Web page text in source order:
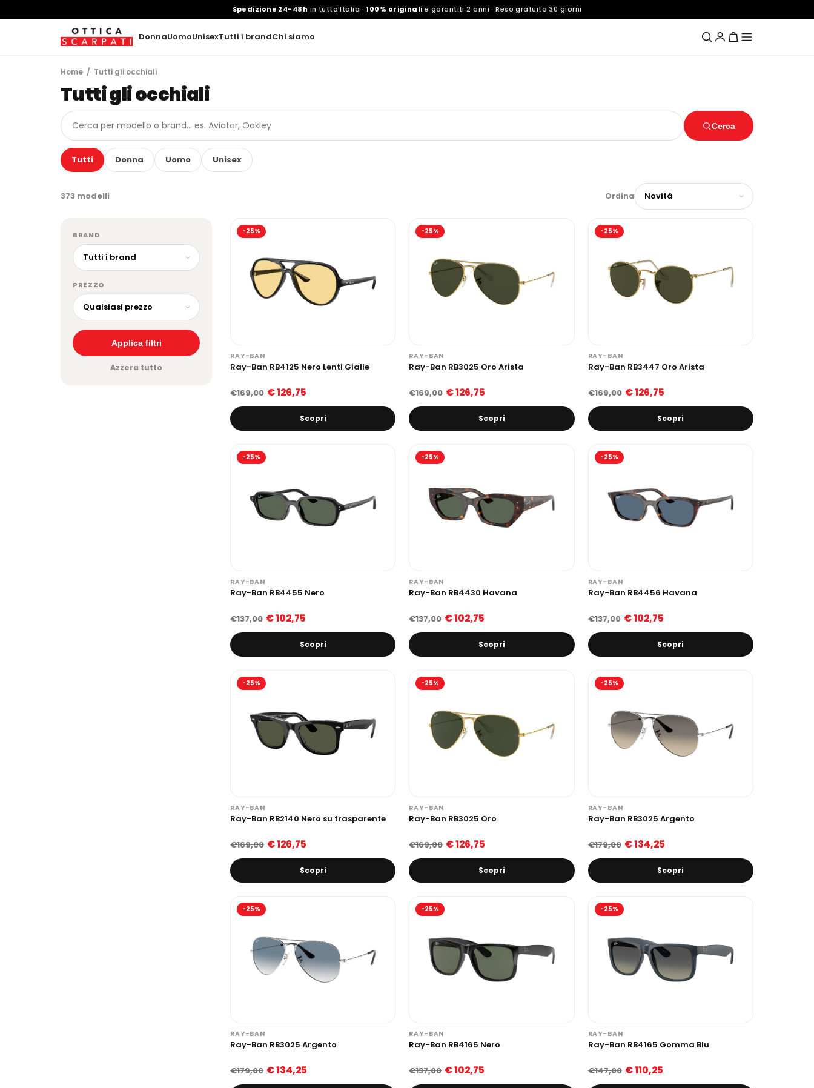
Spedizione 24-48h in tutta Italia ·100% originali e garantiti 2 anni · Reso gratuito 30 giorni
DonnaUomoUnisexTutti i brandChi siamo
Home / Tutti gli occhiali
Tutti gli occhiali
Cerca
Tutti Donna Uomo Unisex
373 modelli Ordina
BRAND
PREZZO
Applica filtri
Azzera tutto
-25%
RAY-BAN
Ray-Ban RB4125 Nero Lenti Gialle
€169,00 € 126,75
Scopri
-25%
RAY-BAN
Ray-Ban RB3025 Oro Arista
€169,00 € 126,75
Scopri
-25%
RAY-BAN
Ray-Ban RB3447 Oro Arista
€169,00 € 126,75
Scopri
-25%
RAY-BAN
Ray-Ban RB4455 Nero
€137,00 € 102,75
Scopri
-25%
RAY-BAN
Ray-Ban RB4430 Havana
€137,00 € 102,75
Scopri
-25%
RAY-BAN
Ray-Ban RB4456 Havana
€137,00 € 102,75
Scopri
-25%
RAY-BAN
Ray-Ban RB2140 Nero su trasparente
€169,00 € 126,75
Scopri
-25%
RAY-BAN
Ray-Ban RB3025 Oro
€169,00 € 126,75
Scopri
-25%
RAY-BAN
Ray-Ban RB3025 Argento
€179,00 € 134,25
Scopri
-25%
RAY-BAN
Ray-Ban RB3025 Argento
€179,00 € 134,25
-25%
RAY-BAN
Ray-Ban RB4165 Nero
€137,00 € 102,75
-25%
RAY-BAN
Ray-Ban RB4165 Gomma Blu
€147,00 € 110,25